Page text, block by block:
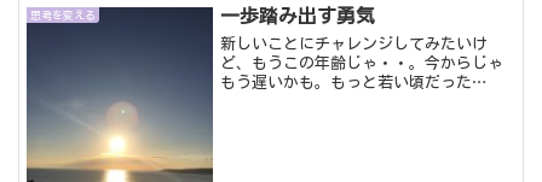
の注意点を詳しく解説します。不必要な
怖さを手放し、自分に合ったサービスを
選べるようになります。
思考を変える 一歩踏み出す勇気
新しいことにチャレンジしてみたいけ
ど、もうこの年齢じゃ・・。今からじゃ
もう遅いかも。もっと若い頃だった